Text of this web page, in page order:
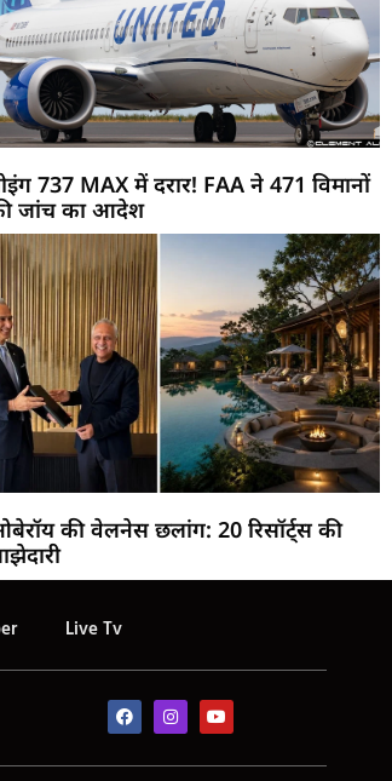
737 MAX में दरार! FAA ने 471 विमानों
जांच का आदेश
की वेलनेस छलांग: 20 रिसॉर्ट्स की
Live Tv